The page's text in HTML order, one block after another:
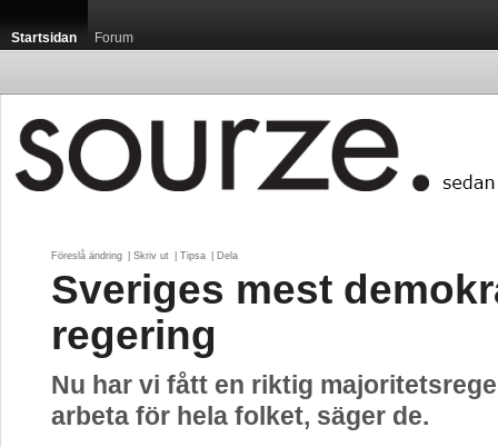
Startsidan Forum
Föreslå ändring Skriv ut Tipsa Dela
Sveriges mest
regering
Nu har vi fått en riktig
arbeta för hela folket, säger de.